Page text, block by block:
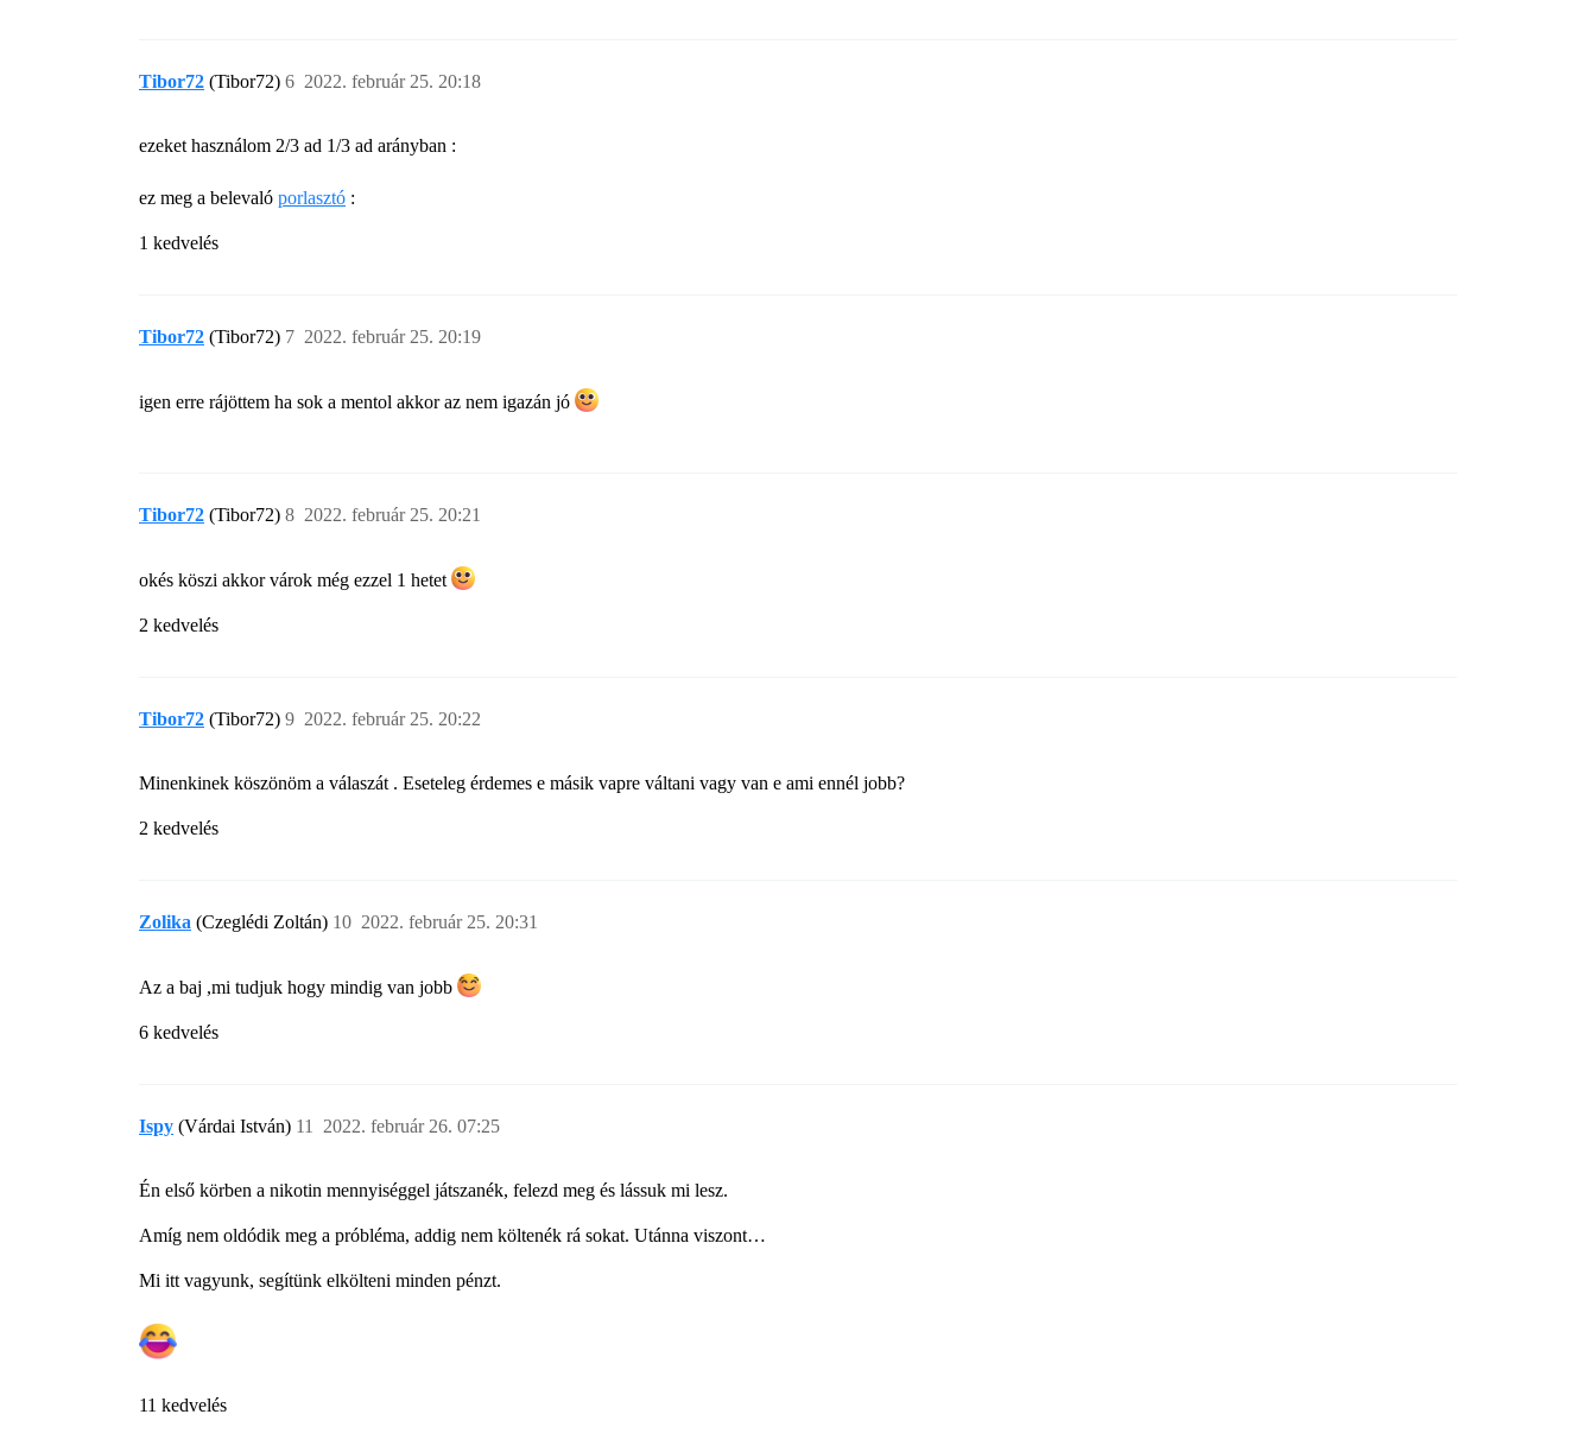
Tibor72 (Tibor72) 2022. február 25. 20:18
6
ezeket használom 2/3 ad 1/3 ad arányban :
ez meg a belevaló porlasztó :
1 kedvelés
Tibor72 (Tibor72) 2022. február 25. 20:19
7
igen erre rájöttem ha sok a mentol akkor az nem igazán jó
Tibor72 (Tibor72) 2022. február 25. 20:21
8
okés köszi akkor várok még ezzel 1 hetet
2 kedvelés
Tibor72 (Tibor72) 2022. február 25. 20:22
9
Minenkinek köszönöm a válaszát . Eseteleg érdemes e másik vapre váltani vagy van e ami ennél jobb?
2 kedvelés
Zolika (Czeglédi Zoltán) 2022. február 25. 20:31
10
Az a baj ,mi tudjuk hogy mindig van jobb
6 kedvelés
Ispy (Várdai István) 2022. február 26. 07:25
11
Én első körben a nikotin mennyiséggel játszanék, felezd meg és lássuk mi lesz.
Amíg nem oldódik meg a próbléma, addig nem költenék rá sokat. Utánna viszont…
Mi itt vagyunk, segítünk elkölteni minden pénzt.
11 kedvelés